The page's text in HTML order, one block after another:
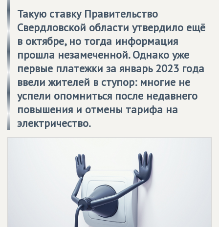
Такую ставку Правительство
Свердловской области утвердило ещё
в октябре, но тогда информация
прошла незамеченной. Однако уже
первые платежки за январь 2023 года
ввели жителей в ступор: многие не
успели опомниться после недавнего
повышения и отмены тарифа на
электричество.